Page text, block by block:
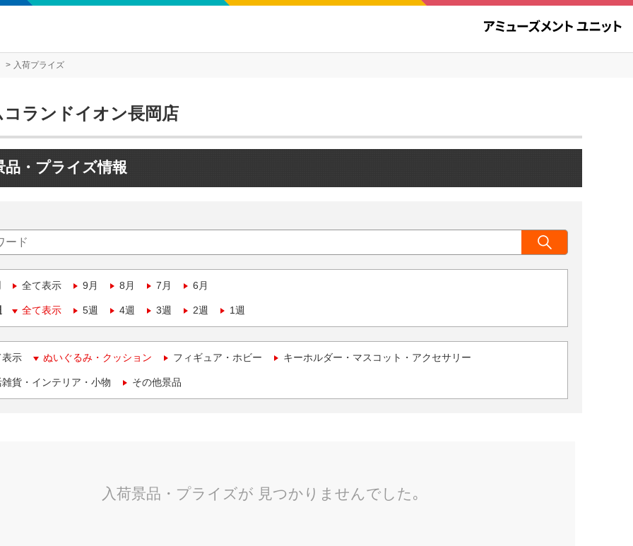
入荷プライズ
ランドイオン長岡店
品・プライズ情報
全て表示 9月 8月 7月 6月
全て表示 5週 4週 3週 2週 1週
表示 ぬいぐるみ・クッション フィギュア・ホビー キーホルダー・マスコット・アクセサリー
貨・インテリア・小物 その他景品